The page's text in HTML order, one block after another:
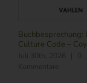
Buchbesprechung:
Culture Code –
Juli 30th, 2026
0
Kommentare